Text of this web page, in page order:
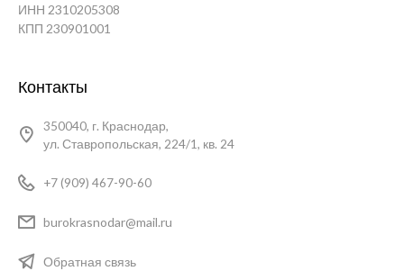
ИНН 2310205308
КПП 230901001
Контакты
350040, г. Краснодар,
ул. Ставропольская, 224/1, кв. 24
+7 (909) 467-90-60
burokrasnodar@mail.ru
Обратная связь